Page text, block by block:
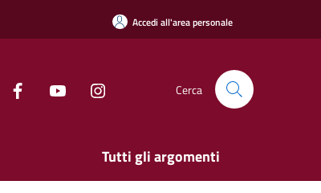
Accedi all'area personale
Cerca
Tutti gli argomenti